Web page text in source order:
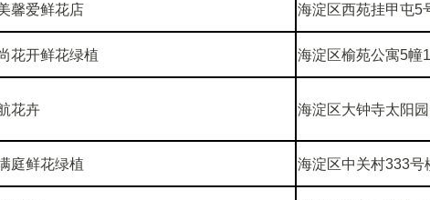
馨爱鲜花店 海淀区西苑挂甲屯5
花开鲜花绿植 海淀区榆苑公寓5幢
花卉 海淀区大钟寺太阳
庭鲜花绿植 海淀区中关村333号